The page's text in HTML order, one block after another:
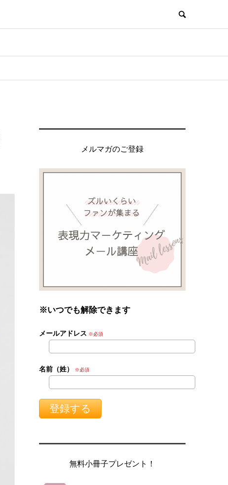
メルマガのご登録
※いつでも解除できます
メールアドレス ※必須
名前（姓） ※必須
無料小冊子プレゼント！